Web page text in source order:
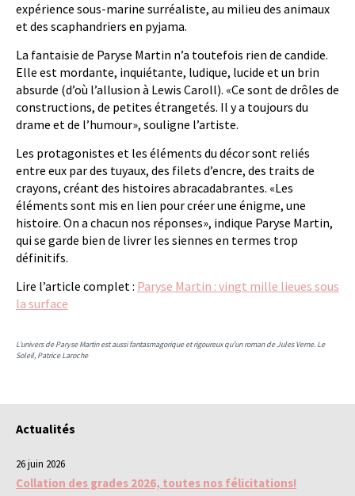
expérience sous-marine surréaliste, au milieu des animaux
et des scaphandriers en pyjama.
La fantaisie de Paryse Martin n’a toutefois rien de candide.
Elle est mordante, inquiétante, ludique, lucide et un brin
absurde (d’où l’allusion à Lewis Caroll). «Ce sont de drôles de
constructions, de petites étrangetés. Il y a toujours du
drame et de l’humour», souligne l’artiste.
Les protagonistes et les éléments du décor sont reliés
entre eux par des tuyaux, des filets d’encre, des traits de
crayons, créant des histoires abracadabrantes. «Les
éléments sont mis en lien pour créer une énigme, une
histoire. On a chacun nos réponses», indique Paryse Martin,
qui se garde bien de livrer les siennes en termes trop
définitifs.
Lire l’article complet : Paryse Martin : vingt mille lieues sous
la surface
L’univers de Paryse Martin est aussi fantasmagorique et rigoureux qu’un roman de Jules Verne. Le
Soleil, Patrice Laroche
Actualités
26 juin 2026
Collation des grades 2026, toutes nos félicitations!